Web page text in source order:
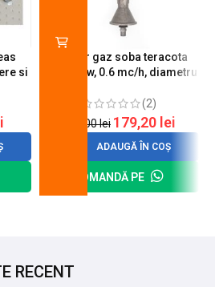
si
Arzator gaz soba teracota
A600, 6 kw, 0.6 mc/h, diametru
(2)
200,00lei 179,20 lei
ADAUGĂ ÎN COȘ
COMANDĂ PE
RECENT